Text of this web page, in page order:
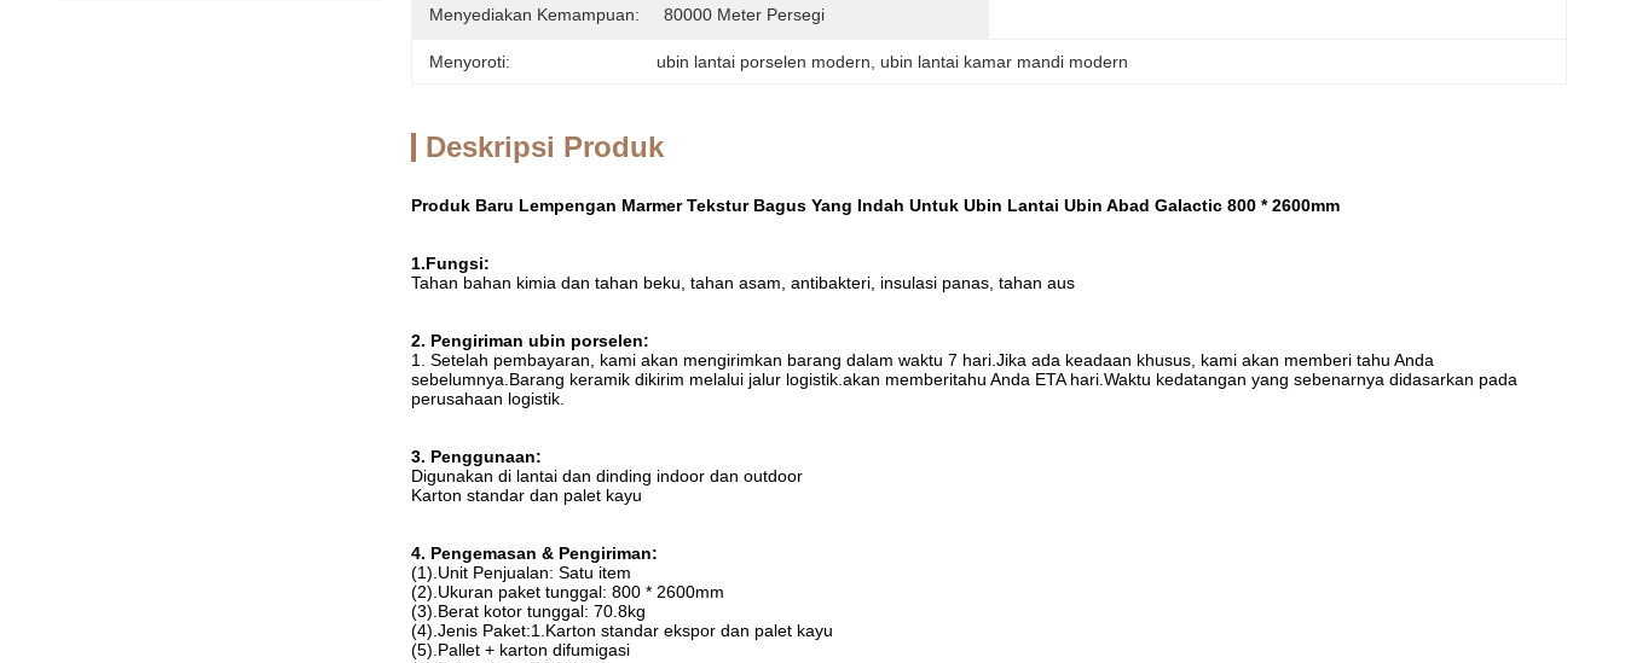
Menyediakan Kemampuan: 80000 Meter Persegi
Menyoroti: ubin lantai porselen modern ubin lantai kamar mandi modern
Deskripsi Produk
Produk Baru Lempengan Marmer Tekstur Bagus Yang Indah Untuk Ubin Lantai Ubin Abad Galactic 800 * 2600mm
1.Fungsi:
Tahan bahan kimia dan tahan beku, tahan asam, antibakteri, insulasi panas, tahan aus
2. Pengiriman ubin porselen:
1. Setelah pembayaran, kami akan mengirimkan barang dalam waktu 7 hari.Jika ada keadaan khusus, kami akan memberi tahu Anda
sebelumnya.Barang keramik dikirim melalui jalur logistik.akan memberitahu Anda ETA hari.Waktu kedatangan yang sebenarnya didasarkan pada
perusahaan logistik.
3. Penggunaan:
Digunakan di lantai dan dinding indoor dan outdoor
Karton standar dan palet kayu
4. Pengemasan & Pengiriman:
(1).Unit Penjualan: Satu item
(2).Ukuran paket tunggal: 800 * 2600mm
(3).Berat kotor tunggal: 70.8kg
(4).Jenis Paket:1.Karton standar ekspor dan palet kayu
(5).Pallet + karton difumigasi